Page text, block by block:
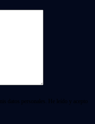
datos personales. He leído y acepto